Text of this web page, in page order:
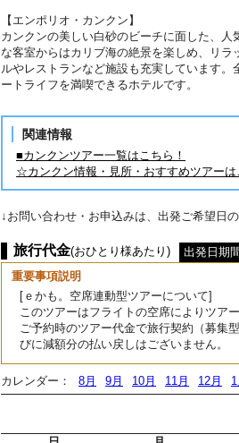
【エンポリオ・カンクン】
カンクンの美しい白砂のビーチに面した、
な客室からはカリブ海の絶景を楽しめ、リ
ルやレストランなど施設も充実しています
ートライフを満喫できるホテルです。
関連情報
■カンクンツアー一覧はこちら！
☆カンクン情報・見所・おすすめツアーは
↓お問い合わせ・お申込みは、出発ご希望日
旅行代金(おひとり様あたり)
出発日期
重要事項説明
[ｅかも。空席連動型ツアーについて]
このツアーはフライトの空席によりツア
ご予約時のツアー代金で旅行契約（募集
びに減額分の払い戻しはございません。
カレンダー： 8月 9月 10月 11月 12月 1